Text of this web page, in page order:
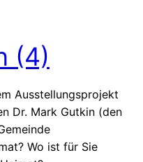
(4)
Ausstellungsprojekt
Dr. Mark Gutkin (den
Wo ist für Sie